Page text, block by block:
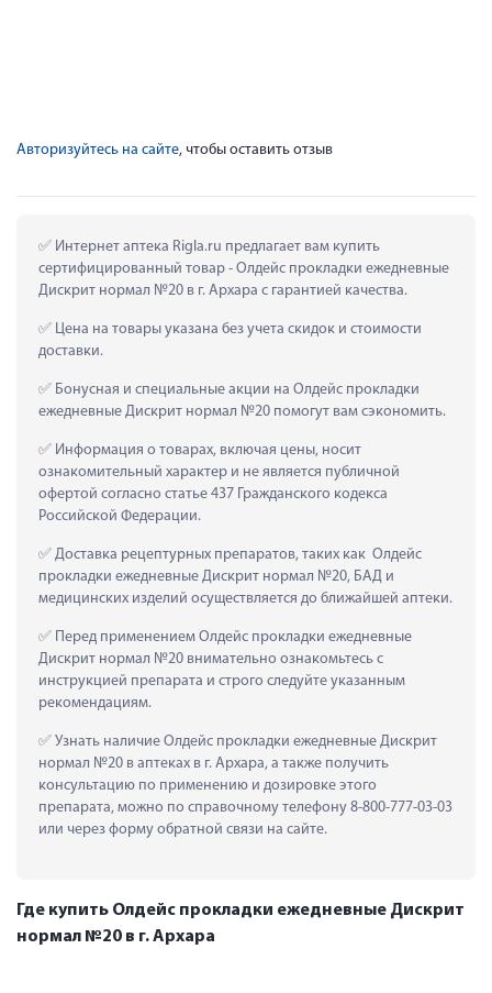
Авторизуйтесь на сайте, чтобы оставить отзыв
Интернет аптека Rigla.ru предлагает вам купить
сертифицированный товар - Олдейс прокладки ежедневные
Дискрит нормал №20 в г. Архара с гарантией качества.
Цена на товары указана без учета скидок и стоимости
доставки.
Бонусная и специальные акции на Олдейс прокладки
ежедневные Дискрит нормал №20 помогут вам сэкономить.
Информация о товарах, включая цены, носит
ознакомительный характер и не является публичной
офертой согласно статье 437 Гражданского кодекса
Российской Федерации.
Доставка рецептурных препаратов, таких как  Олдейс
прокладки ежедневные Дискрит нормал №20, БАД и
медицинских изделий осуществляется до ближайшей аптеки.
Перед применением Олдейс прокладки ежедневные
Дискрит нормал №20 внимательно ознакомьтесь с
инструкцией препарата и строго следуйте указанным
рекомендациям.
Узнать наличие Олдейс прокладки ежедневные Дискрит
нормал №20 в аптеках в г. Архара, а также получить
консультацию по применению и дозировке этого
препарата, можно по справочному телефону 8-800-777-03-03
или через форму обратной связи на сайте.
Где купить Олдейс прокладки ежедневные Дискрит
нормал №20 в г. Архара